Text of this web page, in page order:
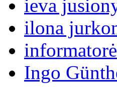
ieva
ilona
informatorė
Ingo